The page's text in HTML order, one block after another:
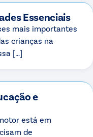
Essenciais
mais importantes
crianças na
[…]
e
está em
de